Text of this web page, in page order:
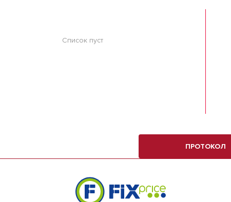
Список пуст
ПРОТОКОЛ